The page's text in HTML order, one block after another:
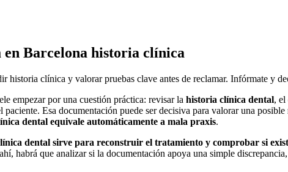
Barcelona historia clínica
historia clínica y valorar pruebas clave antes de reclamar. Infórmate y
empezar por una cuestión práctica: revisar la historia clínica dental, el
Esa documentación puede ser decisiva para valorar una
dental equivale automáticamente a mala praxis.
dental sirve para reconstruir el tratamiento y comprobar si
habrá que analizar si la documentación apoya una simple